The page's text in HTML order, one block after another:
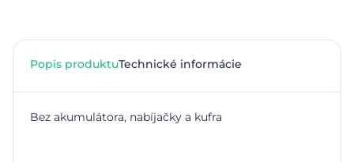
Popis produktuTechnické informácie
Bez akumulátora, nabíjačky a kufra